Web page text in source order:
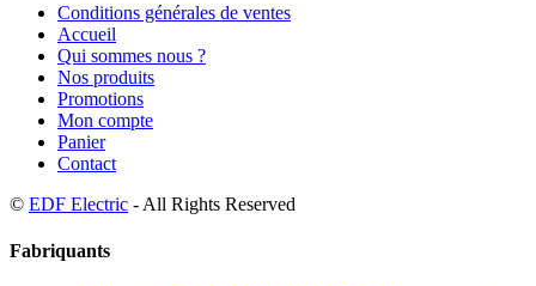
Conditions générales de ventes
Accueil
Qui sommes nous ?
Nos produits
Promotions
Mon compte
Panier
Contact
© EDF Electric - All Rights Reserved
Fabriquants